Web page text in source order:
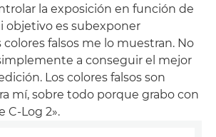
la exposición en función de
objetivo es subexponer
colores falsos me lo muestran. No
a conseguir el mejor
Los colores falsos son
mí, sobre todo porque grabo con
C-Log 2».